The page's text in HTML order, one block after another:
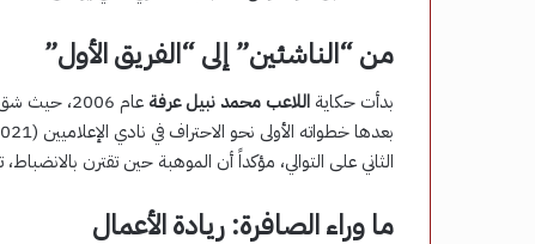
من “الناشئين” إلى “الفريق الأول”
بدأت حكاية اللاعب محمد نبيل عرفة
الثاني على التوالي، مؤكداً أن الموهبة حين تقترن بالانضباط،
ما وراء الصافرة: ريادة الأعمال